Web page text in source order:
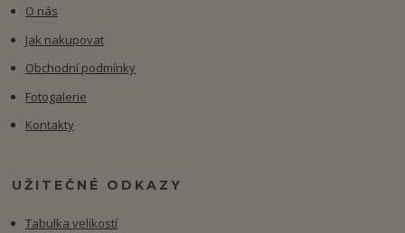
O nás
Jak nakupovat
Obchodní podmínky
Fotogalerie
Kontakty
UŽITEČNÉ ODKAZY
Tabulka velikostí